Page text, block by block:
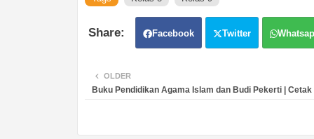
Facebook Twitter
OLDER
Buku Pendidikan Agama Islam dan Budi Pekerti | Cetak